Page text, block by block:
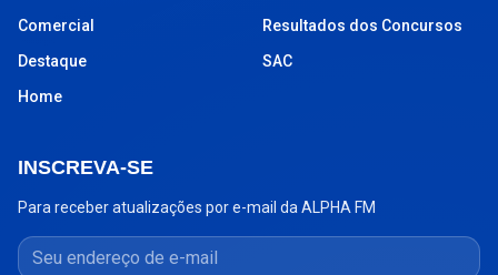
Comercial
Destaque
Home
Resultados dos Concursos
SAC
INSCREVA-SE
Para receber atualizações por e-mail da ALPHA FM
Seu endereço de e-mail